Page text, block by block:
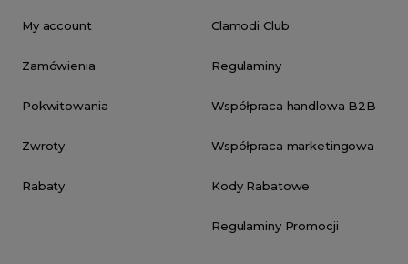
My account
Zamówienia
Pokwitowania
Zwroty
Rabaty
Clamodi Club
Regulaminy
Współpraca handlowa B2B
Współpraca marketingowa
Kody Rabatowe
Regulaminy Promocji